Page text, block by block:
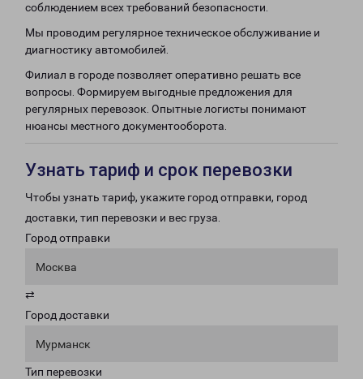
соблюдением всех требований безопасности.
Мы проводим регулярное техническое обслуживание и
диагностику автомобилей.
Филиал в городе позволяет оперативно решать все
вопросы. Формируем выгодные предложения для
регулярных перевозок. Опытные логисты понимают
нюансы местного документооборота.
Узнать тариф и срок перевозки
Чтобы узнать тариф, укажите город отправки, город
доставки, тип перевозки и вес груза.
Город отправки
Москва
⇄
Город доставки
Мурманск
Тип перевозки